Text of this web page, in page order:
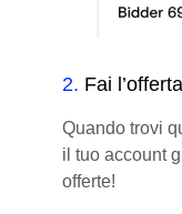
2. Fai
Quando trovi
il tuo account
offerte!